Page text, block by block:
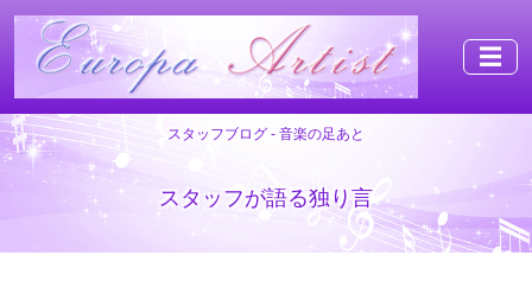
☰
スタッフブログ - 音楽の足あと
スタッフが語る独り言